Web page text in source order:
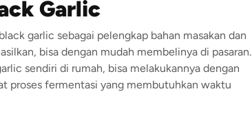
Garlic
garlic sebagai pelengkap bahan masakan dan
bisa dengan mudah membelinya di pasaran.
sendiri di rumah, bisa melakukannya dengan
proses fermentasi yang membutuhkan waktu